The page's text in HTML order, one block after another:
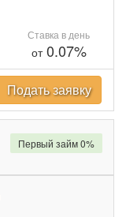
Ставка в день
от0.07%
Подать заявку
Первый займ 0%